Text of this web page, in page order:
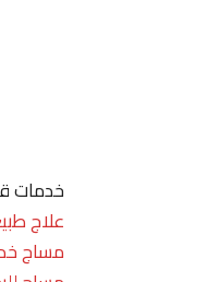
خدمات
علاج
مساج